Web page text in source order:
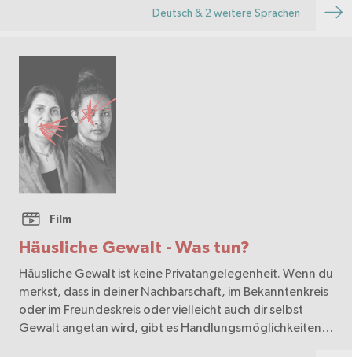
Deutsch & 2 weitere Sprachen
Häusliche Gewalt - Was tun?
Film
Häusliche Gewalt ist keine Privatangelegenheit. Wenn du
merkst, dass in deiner Nachbarschaft, im Bekanntenkreis
oder im Freundeskreis oder vielleicht auch dir selbst
Gewalt angetan wird, gibt es Handlungsmöglichkeiten.